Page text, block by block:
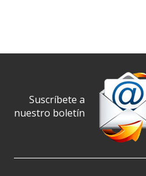
Suscríbete a
nuestro boletín